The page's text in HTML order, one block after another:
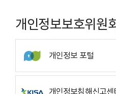
개인정보보호위원
개인정보 포털
개인정보침해신고센